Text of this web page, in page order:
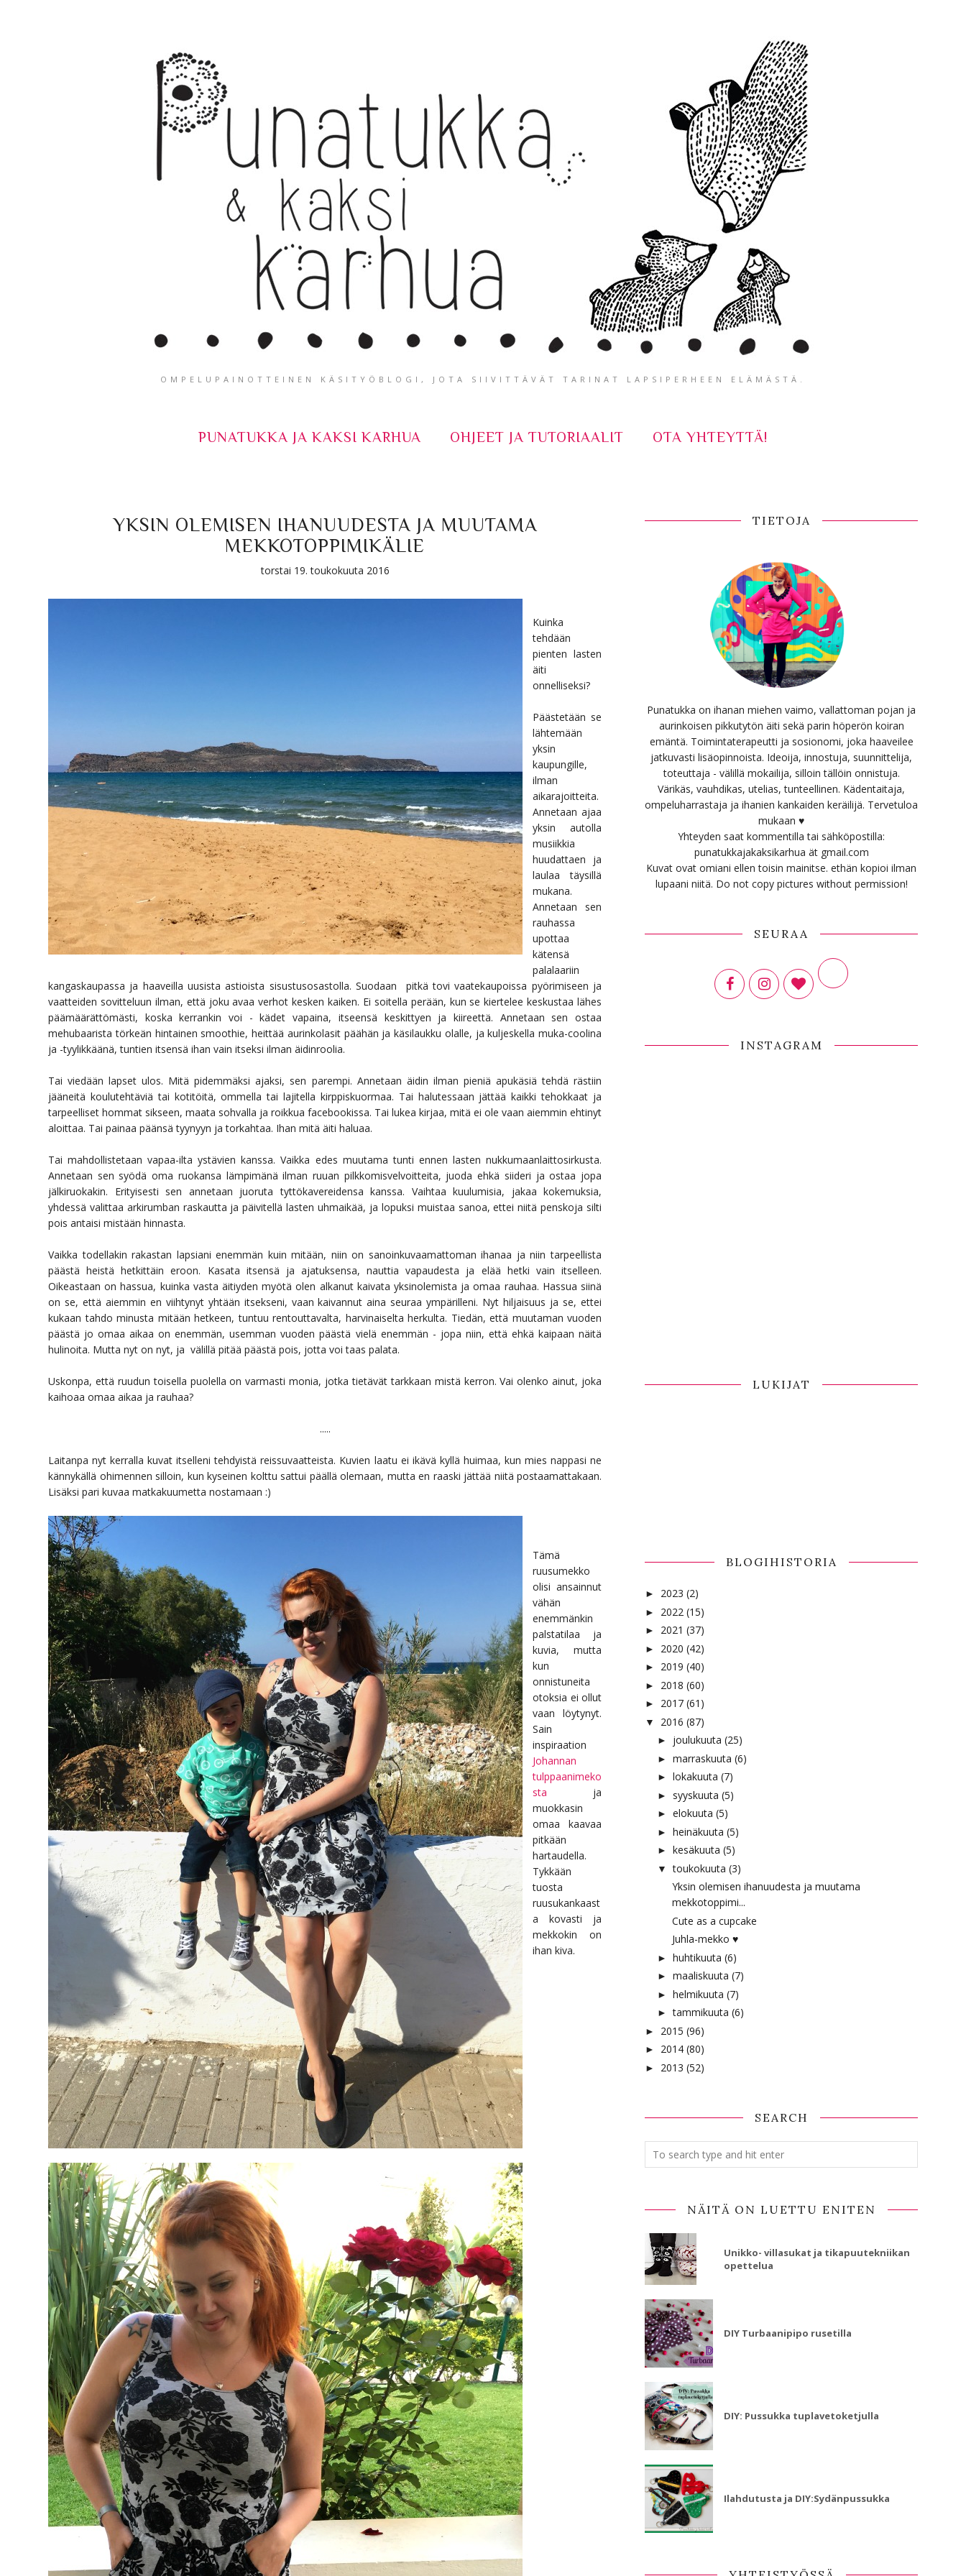
OMPELUPAINOTTEINEN KÄSITYÖBLOGI, JOTA SIIVITTÄVÄT TARINAT LAPSIPERHEEN ELÄMÄSTÄ.
PUNATUKKA JA KAKSI KARHUA OHJEET JA TUTORIAALIT OTA YHTEYTTÄ!
YKSIN OLEMISEN IHANUUDESTA JA MUUTAMA
MEKKOTOPPIMIKÄLIE
torstai 19. toukokuuta 2016
Kuinka
tehdään
pienten lasten
äiti
onnelliseksi?
Päästetään se
lähtemään
yksin
kaupungille,
ilman
aikarajoitteita.
Annetaan ajaa
yksin autolla
musiikkia
huudattaen ja
laulaa täysillä
mukana.
Annetaan sen
rauhassa
upottaa
kätensä
palalaariin
kangaskaupassa ja haaveilla uusista astioista sisustusosastolla. Suodaan pitkä tovi vaatekaupoissa pyörimiseen ja
vaatteiden sovitteluun ilman, että joku avaa verhot kesken kaiken. Ei soitella perään, kun se kiertelee keskustaa lähes
päämäärättömästi, koska kerrankin voi - kädet vapaina, itseensä keskittyen ja kiireettä. Annetaan sen ostaa
mehubaarista törkeän hintainen smoothie, heittää aurinkolasit päähän ja käsilaukku olalle, ja kuljeskella muka-coolina
ja -tyylikkäänä, tuntien itsensä ihan vain itseksi ilman äidinroolia.
Tai viedään lapset ulos. Mitä pidemmäksi ajaksi, sen parempi. Annetaan äidin ilman pieniä apukäsiä tehdä rästiin
jääneitä koulutehtäviä tai kotitöitä, ommella tai lajitella kirppiskuormaa. Tai halutessaan jättää kaikki tehokkaat ja
tarpeelliset hommat sikseen, maata sohvalla ja roikkua facebookissa. Tai lukea kirjaa, mitä ei ole vaan aiemmin ehtinyt
aloittaa. Tai painaa päänsä tyynyyn ja torkahtaa. Ihan mitä äiti haluaa.
Tai mahdollistetaan vapaa-ilta ystävien kanssa. Vaikka edes muutama tunti ennen lasten nukkumaanlaittosirkusta.
Annetaan sen syödä oma ruokansa lämpimänä ilman ruuan pilkkomisvelvoitteita, juoda ehkä siideri ja ostaa jopa
jälkiruokakin. Erityisesti sen annetaan juoruta tyttökavereidensa kanssa. Vaihtaa kuulumisia, jakaa kokemuksia,
yhdessä valittaa arkirumban raskautta ja päivitellä lasten uhmaikää, ja lopuksi muistaa sanoa, ettei niitä penskoja silti
pois antaisi mistään hinnasta.
Vaikka todellakin rakastan lapsiani enemmän kuin mitään, niin on sanoinkuvaamattoman ihanaa ja niin tarpeellista
päästä heistä hetkittäin eroon. Kasata itsensä ja ajatuksensa, nauttia vapaudesta ja elää hetki vain itselleen.
Oikeastaan on hassua, kuinka vasta äitiyden myötä olen alkanut kaivata yksinolemista ja omaa rauhaa. Hassua siinä
on se, että aiemmin en viihtynyt yhtään itsekseni, vaan kaivannut aina seuraa ympärilleni. Nyt hiljaisuus ja se, ettei
kukaan tahdo minusta mitään hetkeen, tuntuu rentouttavalta, harvinaiselta herkulta. Tiedän, että muutaman vuoden
päästä jo omaa aikaa on enemmän, usemman vuoden päästä vielä enemmän - jopa niin, että ehkä kaipaan näitä
hulinoita. Mutta nyt on nyt, ja välillä pitää päästä pois, jotta voi taas palata.
Uskonpa, että ruudun toisella puolella on varmasti monia, jotka tietävät tarkkaan mistä kerron. Vai olenko ainut, joka
kaihoaa omaa aikaa ja rauhaa?
.....
Laitanpa nyt kerralla kuvat itselleni tehdyistä reissuvaatteista. Kuvien laatu ei ikävä kyllä huimaa, kun mies nappasi ne
kännykällä ohimennen silloin, kun kyseinen kolttu sattui päällä olemaan, mutta en raaski jättää niitä postaamattakaan.
Lisäksi pari kuvaa matkakuumetta nostamaan :)
Tämä
ruusumekko
olisi ansainnut
vähän
enemmänkin
palstatilaa ja
kuvia, mutta
kun
onnistuneita
otoksia ei ollut
vaan löytynyt.
Sain
inspiraation
Johannan
tulppaanimeko
sta ja
muokkasin
omaa kaavaa
pitkään
hartaudella.
Tykkään
tuosta
ruusukankaast
a kovasti ja
mekkokin on
ihan kiva.
TIETOJA
Punatukka on ihanan miehen vaimo, vallattoman pojan ja
aurinkoisen pikkutytön äiti sekä parin höperön koiran
emäntä. Toimintaterapeutti ja sosionomi, joka haaveilee
jatkuvasti lisäopinnoista. Ideoija, innostuja, suunnittelija,
toteuttaja - välillä mokailija, silloin tällöin onnistuja.
Värikäs, vauhdikas, utelias, tunteellinen. Kädentaitaja,
ompeluharrastaja ja ihanien kankaiden keräilijä. Tervetuloa
mukaan ♥
Yhteyden saat kommentilla tai sähköpostilla:
punatukkajakaksikarhua ät gmail.com
Kuvat ovat omiani ellen toisin mainitse. ethän kopioi ilman
lupaani niitä. Do not copy pictures without permission!
SEURAA
INSTAGRAM
LUKIJAT
BLOGIHISTORIA
► 2023 (2)
► 2022 (15)
► 2021 (37)
► 2020 (42)
► 2019 (40)
► 2018 (60)
► 2017 (61)
▼ 2016 (87)
► joulukuuta (25)
► marraskuuta (6)
► lokakuuta (7)
► syyskuuta (5)
► elokuuta (5)
► heinäkuuta (5)
► kesäkuuta (5)
▼ toukokuuta (3)
Yksin olemisen ihanuudesta ja muutama
mekkotoppimi...
Cute as a cupcake
Juhla-mekko ♥
► huhtikuuta (6)
► maaliskuuta (7)
► helmikuuta (7)
►tammikuuta (6)
► 2015 (96)
► 2014 (80)
► 2013 (52)
SEARCH
NÄITÄ ON LUETTU ENITEN
Unikko- villasukat ja tikapuutekniikan
opettelua
DIY Turbaanipipo rusetilla
DIY: Pussukka tuplavetoketjulla
Ilahdutusta ja DIY:Sydänpussukka